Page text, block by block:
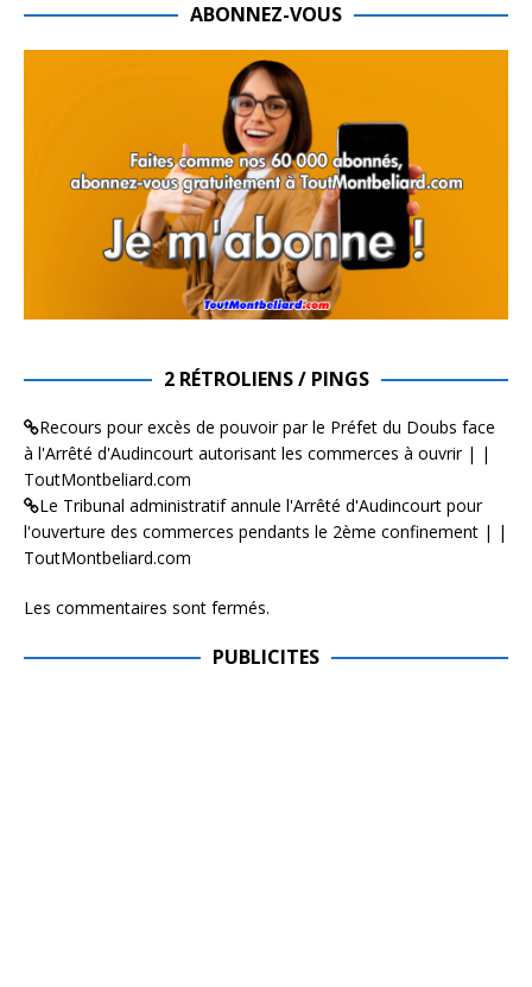
ABONNEZ-VOUS
2 RÉTROLIENS / PINGS
Recours pour excès de pouvoir par le Préfet du Doubs face
à l'Arrêté d'Audincourt autorisant les commerces à ouvrir | |
ToutMontbeliard.com
Le Tribunal administratif annule l'Arrêté d'Audincourt pour
l'ouverture des commerces pendants le 2ème confinement | |
ToutMontbeliard.com
Les commentaires sont fermés.
PUBLICITES